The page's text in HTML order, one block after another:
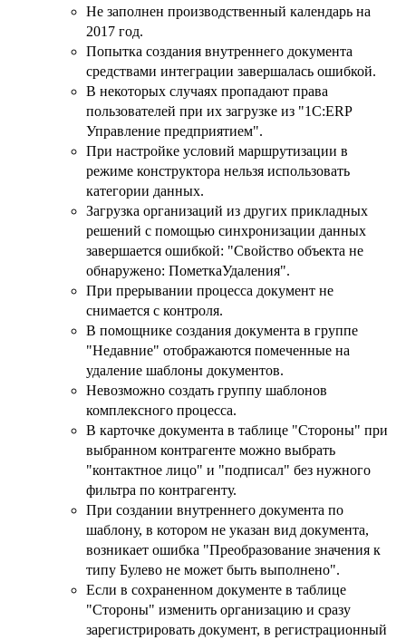
Не заполнен производственный календарь на
2017 год.
Попытка создания внутреннего документа
средствами интеграции завершалась ошибкой.
В некоторых случаях пропадают права
пользователей при их загрузке из "1С:ERP
Управление предприятием".
При настройке условий маршрутизации в
режиме конструктора нельзя использовать
категории данных.
Загрузка организаций из других прикладных
решений с помощью синхронизации данных
завершается ошибкой: "Свойство объекта не
обнаружено: ПометкаУдаления".
При прерывании процесса документ не
снимается с контроля.
В помощнике создания документа в группе
"Недавние" отображаются помеченные на
удаление шаблоны документов.
Невозможно создать группу шаблонов
комплексного процесса.
В карточке документа в таблице "Стороны" при
выбранном контрагенте можно выбрать
"контактное лицо" и "подписал" без нужного
фильтра по контрагенту.
При создании внутреннего документа по
шаблону, в котором не указан вид документа,
возникает ошибка "Преобразование значения к
типу Булево не может быть выполнено".
Если в сохраненном документе в таблице
"Стороны" изменить организацию и сразу
зарегистрировать документ, в регистрационный